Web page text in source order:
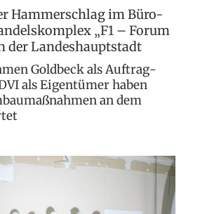
Hammerschlag im Büro-
„F1 – Forum
der Landeshauptstadt
Goldbeck als Auftrag­
als Eigen­tümer haben
an dem